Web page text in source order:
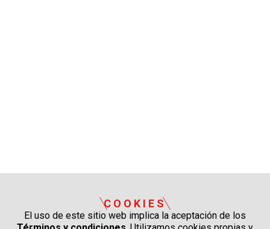
COOKIES
El uso de este sitio web implica la aceptación de los